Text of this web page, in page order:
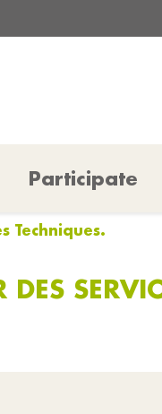
Participate
Techniques.